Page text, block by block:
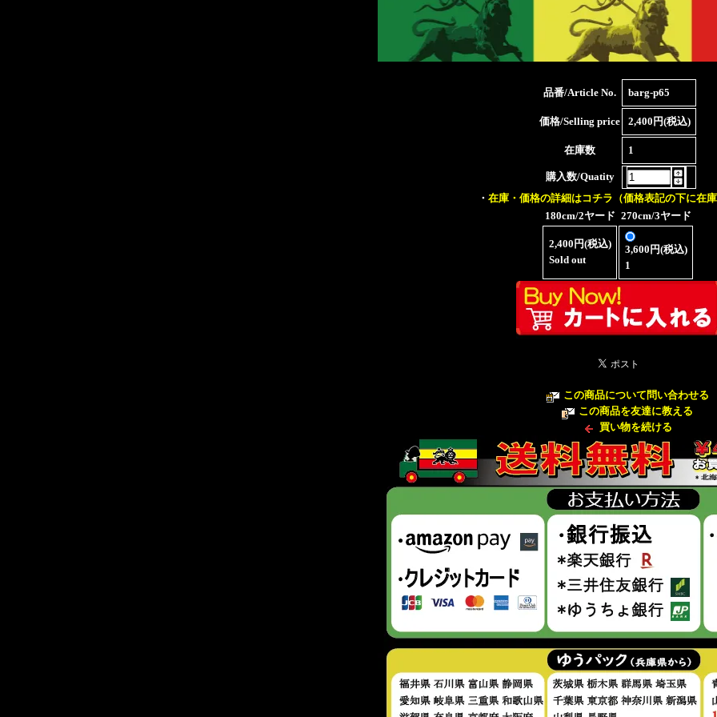
品番/Article No. barg-p65
価格/Selling price 2,400円(税込)
在庫数 1
購入数/Quatity
・ 在庫・価格の詳細はコチラ（価格表記の下に在
180cm/2ヤード 270cm/3ヤード
2,400円(税込)
Sold out
3,600円(税込)
1
この商品について問い合わせる
この商品を友達に教える
買い物を続ける